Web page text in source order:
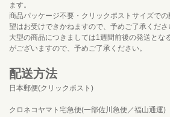
ます。
商品パッケージ不要・クリックポストサイズでの
望はお受けできかねますので、予めご了承くださ
大型の商品につきましては1週間前後の発送とな
がございますので、予めご了承ください。
配送方法
日本郵便(クリックポスト)
クロネコヤマト宅急便(一部佐川急便／福山通運)